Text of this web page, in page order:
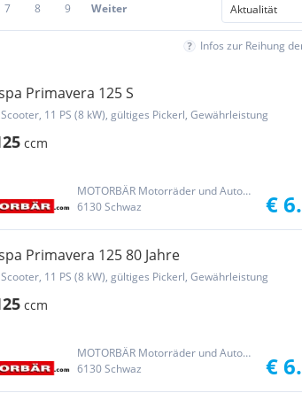
7 8 9 Weiter
Infos zur Reihung
Primavera 125 S
11 PS (8 kW), gültiges Pickerl, Gewährleistung
ccm
MOTORBÄR Motorräder und Automobile Handelsgesellschaft m.b.H.
6130 Schwaz
€
Primavera 125 80 Jahre
11 PS (8 kW), gültiges Pickerl, Gewährleistung
ccm
MOTORBÄR Motorräder und Automobile Handelsgesellschaft m.b.H.
6130 Schwaz
€